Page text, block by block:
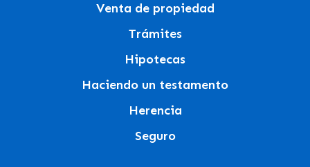
Venta de propiedad
Trámites
Hipotecas
Haciendo un testamento
Herencia
Seguro